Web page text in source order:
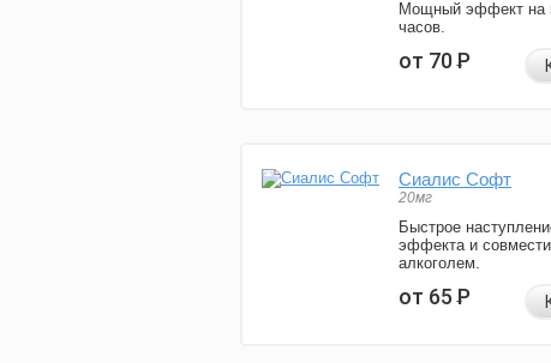
Мощный эффект на
часов.
от 70Р
Сиалис Софт
20мг
Быстрое
эффекта и
алкоголем.
от 65Р